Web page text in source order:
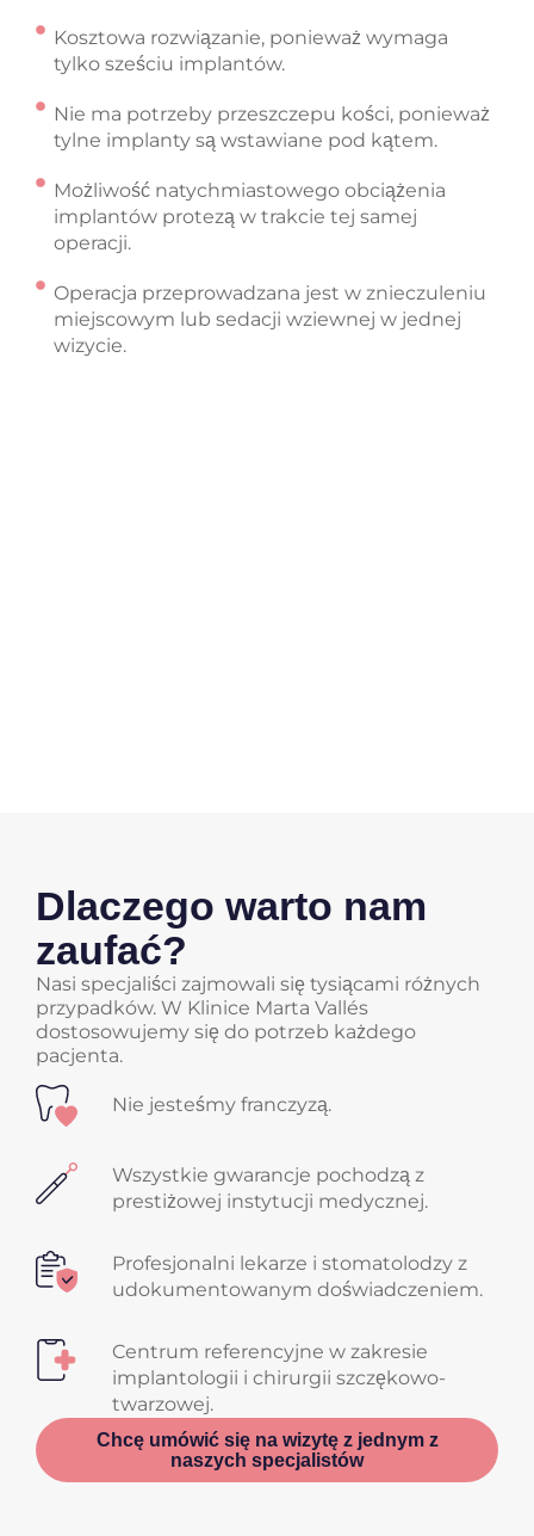
Kosztowa rozwiązanie, ponieważ wymaga
tylko sześciu implantów.
Nie ma potrzeby przeszczepu kości, ponieważ
tylne implanty są wstawiane pod kątem.
Możliwość natychmiastowego obciążenia
implantów protezą w trakcie tej samej
operacji.
Operacja przeprowadzana jest w znieczuleniu
miejscowym lub sedacji wziewnej w jednej
wizycie.
Dlaczego warto nam
zaufać?
Nasi specjaliści zajmowali się tysiącami różnych
przypadków. W Klinice Marta Vallés
dostosowujemy się do potrzeb każdego
pacjenta.
Nie jesteśmy franczyzą.
Wszystkie gwarancje pochodzą z
prestiżowej instytucji medycznej.
Profesjonalni lekarze i stomatolodzy z
udokumentowanym doświadczeniem.
Centrum referencyjne w zakresie
implantologii i chirurgii szczękowo-
twarzowej.
Chcę umówić się na wizytę z jednym z
naszych specjalistów